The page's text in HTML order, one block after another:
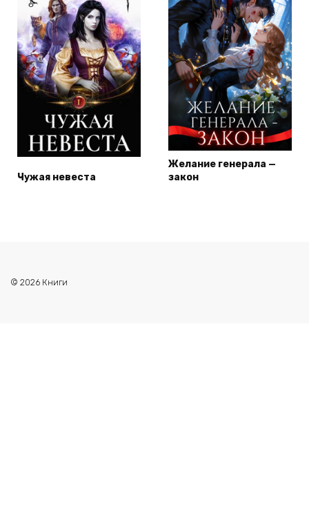
Чужая невеста
Желание генерала —
закон
© 2026 Книги